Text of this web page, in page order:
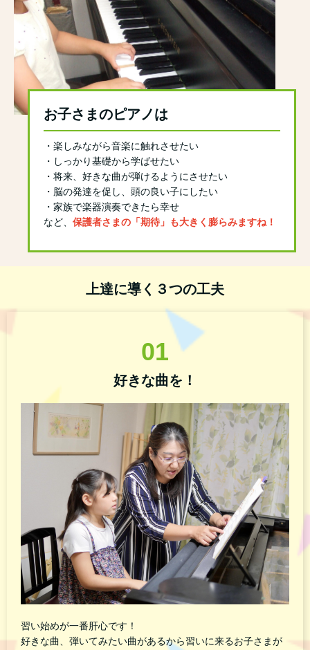
お子さまのピアノは
・楽しみながら音楽に触れさせたい
・しっかり基礎から学ばせたい
・将来、好きな曲が弾けるようにさせたい
・脳の発達を促し、頭の良い子にしたい
・家族で楽器演奏できたら幸せ
など、 保護者さまの「期待」も大きく膨らみますね！
上達に導く３つの工夫
01
好きな曲を！
習い始めが一番肝心です！
好きな曲、弾いてみたい曲があるから習いに来るお子さまが